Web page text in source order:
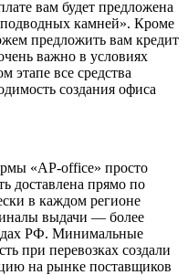
вам будет предложена
камней». Кроме
предложить вам кредит
важно в условиях
этапе все средства
создания офиса
«AP-office» просто
доставлена прямо по
в каждом регионе
выдачи — более
РФ. Минимальные
при перевозках создали
на рынке поставщиков